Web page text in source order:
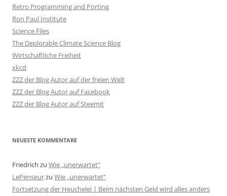
Retro Programming and Porting
Ron Paul Institute
Science Files
The Deplorable Climate Science Blog
Wirtschaftliche Freiheit
xkcd
ZZZ der Blog Autor auf der freien Welt
ZZZ der Blog Autor auf Facebook
ZZZ der Blog Autor auf Steemit
NEUESTE KOMMENTARE
Friedrich zu Wie „unerwartet“
LePenseurzu Wie „unerwartet“
Fortsetzung der Heuchelei | Beim nächsten Geld wird alles anders